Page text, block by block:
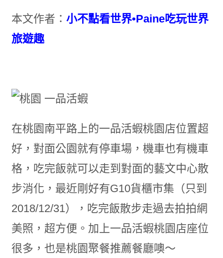
本文作者： 小不點看世界•Paine吃玩世界
旅遊趣
在桃園南平路上的一品活蝦桃園店位置超
好，對面公園就有停車場，機車也有機車
格，吃完飯就可以走到對面的藝文中心散
步消化，最近剛好有G10貨櫃市集（只到
2018/12/31），吃完飯散步走過去拍拍網
美照，超方便。加上一品活蝦桃園店座位
很多，也是桃園聚餐推薦餐廳噢～